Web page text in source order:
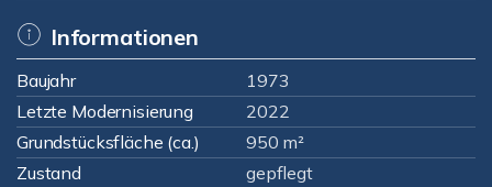
Informationen
Baujahr
1973
Letzte Modernisierung
2022
Grundstücksfläche (ca.)
950 m²
Zustand
gepflegt